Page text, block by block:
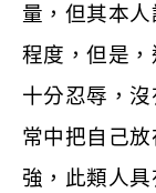
量，但其本
程度，但是
十分忍辱，
常中把自己
強，此類人